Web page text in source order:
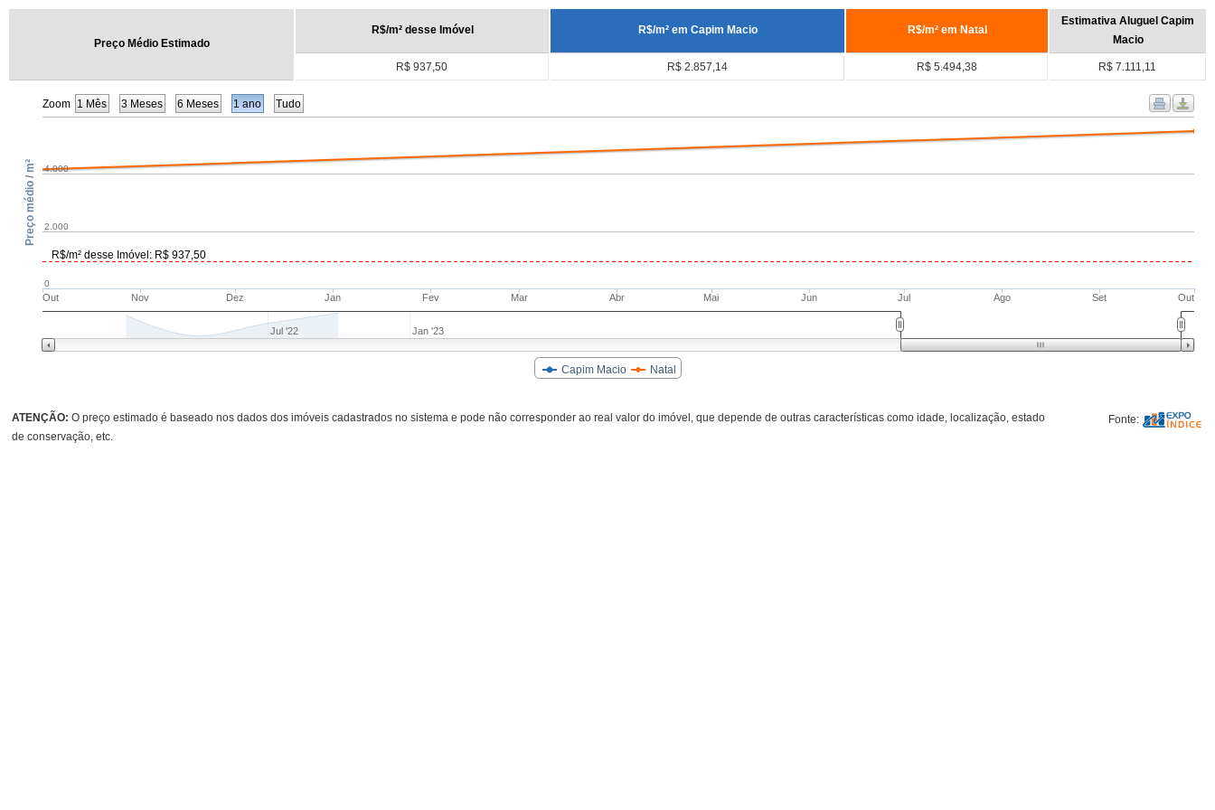
Preço Médio Estimado
R$/m² desse Imóvel R$/m² em Capim Macio R$/m² em Natal
Estimativa Aluguel Capim
Macio
R$ 937,50 R$ 2.857,14 R$ 5.494,38 R$ 7.111,11
R$/m² desse Imóvel: R$ 937,50
Zoom
Capim Macio Natal
Out Nov Dez Jan Fev Mar Abr Mai Jun Jul Ago Set Out
0
2.000
4.000
Preço médio / m²
Jul '22 Jan '23
1 Mês 3 Meses 6 Meses 1 ano Tudo
ATENÇÃO: O preço estimado é baseado nos dados dos imóveis cadastrados no sistema e pode não corresponder ao real valor do imóvel, que depende de outras características como idade, localização, estado
de conservação, etc.
Fonte: